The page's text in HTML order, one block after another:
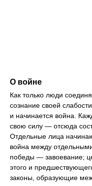
О войне
Как только люди
сознание своей
и начинается война.
свою силу — отсюда
Отдельные лица
война между
победы — завоевание;
этого и
законы, образующие